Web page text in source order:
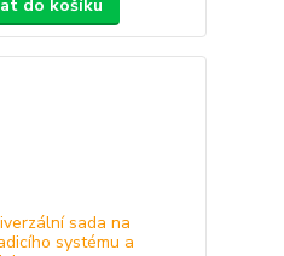
do košíku